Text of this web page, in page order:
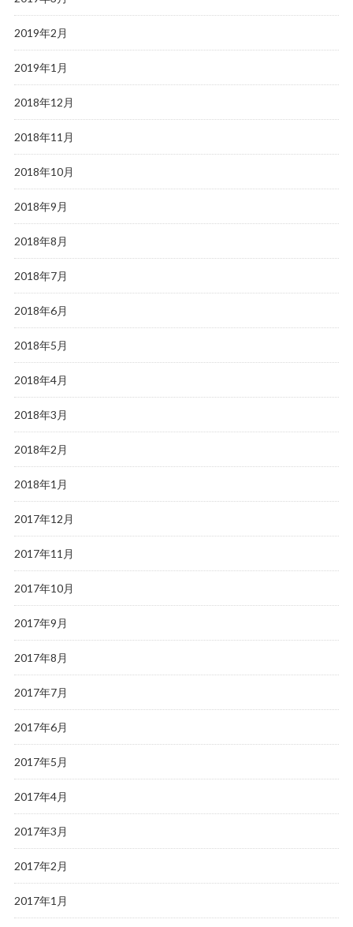
2019年2月
2019年1月
2018年12月
2018年11月
2018年10月
2018年9月
2018年8月
2018年7月
2018年6月
2018年5月
2018年4月
2018年3月
2018年2月
2018年1月
2017年12月
2017年11月
2017年10月
2017年9月
2017年8月
2017年7月
2017年6月
2017年5月
2017年4月
2017年3月
2017年2月
2017年1月